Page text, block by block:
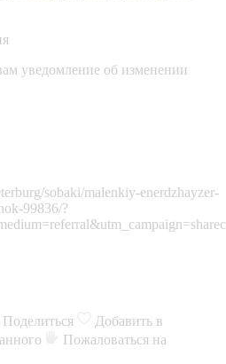
уведомление об изменении
sobaki/malenkiy-enerdzhayzer-
99836/?
Поделиться
Добавить в
Пожаловаться на